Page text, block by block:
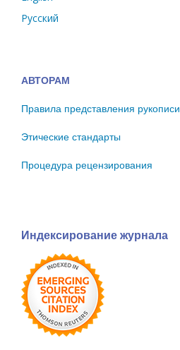
Русский
АВТОРАМ
Правила представления рукописи
Этические стандарты
Процедура рецензирования
Индексирование журнала